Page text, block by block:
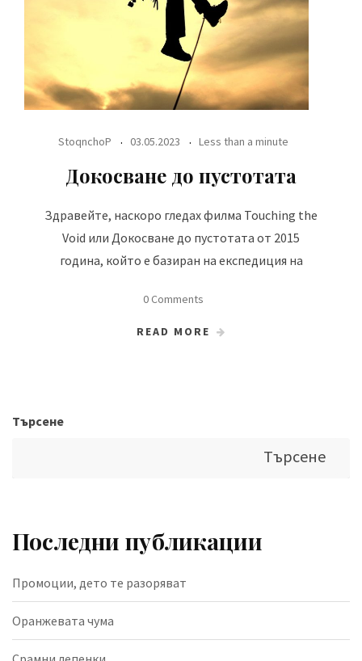
StoqnchoP 03.05.2023 Less than a minute
Докосване до пустотата
Здравейте, наскоро гледах филма Touching the
Void или Докосване до пустотата от 2015
година, който е базиран на експедиция на
0 Comments
READ MORE
Търсене
Търсене
Последни публикации
Промоции, дето те разоряват
Оранжевата чума